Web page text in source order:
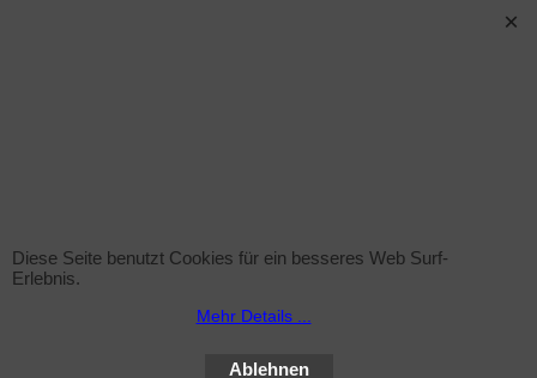
Verwandte Produkte
Diese Seite benutzt Cookies für ein besseres Web Surf-
Erlebnis.
Mehr Details ...
Ablehnen